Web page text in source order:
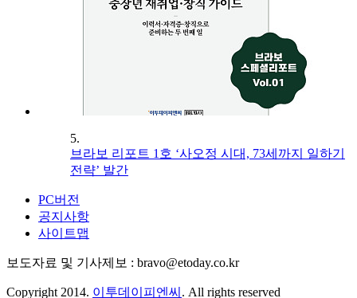
5.
브라보 리포트 1호 ‘사오정 시대, 73세까지 일하기
전략’ 발간
PC버전
공지사항
사이트맵
보도자료 및 기사제보 : bravo@etoday.co.kr
Copyright 2014. 이투데이피엔씨 . All rights reserved